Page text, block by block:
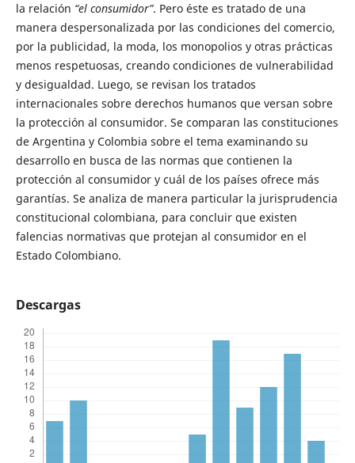
la relación “el consumidor”. Pero éste es tratado de una
manera despersonalizada por las condiciones del comercio,
por la publicidad, la moda, los monopolios y otras prácticas
menos respetuosas, creando condiciones de vulnerabilidad
y desigualdad. Luego, se revisan los tratados
internacionales sobre derechos humanos que versan sobre
la protección al consumidor. Se comparan las constituciones
de Argentina y Colombia sobre el tema examinando su
desarrollo en busca de las normas que contienen la
protección al consumidor y cuál de los países ofrece más
garantías. Se analiza de manera particular la jurisprudencia
constitucional colombiana, para concluir que existen
falencias normativas que protejan al consumidor en el
Estado Colombiano.
Descargas